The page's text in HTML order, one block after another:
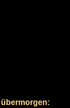
übermorgen: